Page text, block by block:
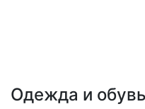
Одежда и обувь